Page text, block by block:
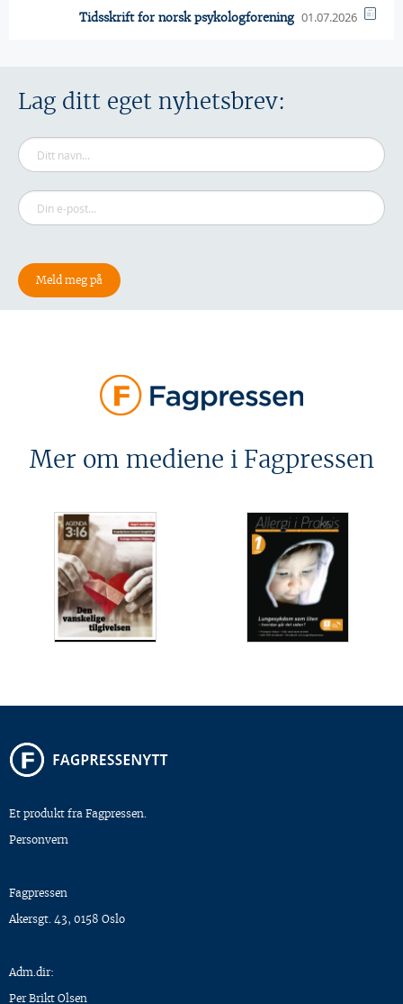
Tidsskrift for norsk psykologforening 01.07.2026
Lag ditt eget nyhetsbrev:
Mer om mediene i Fagpressen
Et produkt fra Fagpressen.
Personvern
Fagpressen
Akersgt. 43, 0158 Oslo
Adm.dir:
Per Brikt Olsen